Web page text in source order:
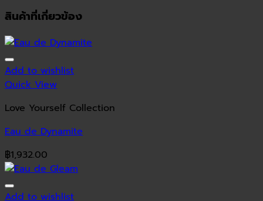
สินค้าที่เกี่ยวข้อง
Add to wishlist
Quick View
Love Yourself Collection
Eau de Dynamite
฿1,932.00
Add to wishlist